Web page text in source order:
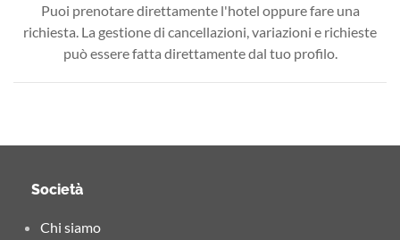
Puoi prenotare direttamente l'hotel oppure fare una
richiesta. La gestione di cancellazioni, variazioni e richieste
può essere fatta direttamente dal tuo profilo.
Società
Chi siamo